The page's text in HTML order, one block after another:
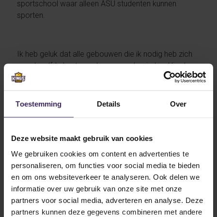
Toestemming Details Over
Deze website maakt gebruik van cookies
We gebruiken cookies om content en advertenties te
personaliseren, om functies voor social media te bieden
en om ons websiteverkeer te analyseren. Ook delen we
informatie over uw gebruik van onze site met onze
partners voor social media, adverteren en analyse. Deze
partners kunnen deze gegevens combineren met andere
sportschool waar alleen ASU studenten kunnen
sporten.
Ik heb geluk dat alle gebouwen die ik nodig heb zich
aan dezelfde kant van de campus bevinden. Hierdoor
kan ik alles makkelijk aanlopen. Ik was van plan om
afstanden niet nodig en kost misschien zelfs nog
voorbij komen. Een elektrische step zie ik ook wel
Eten
Zoals op de plattegronden te zien is, zijn er veel
groene stipjes. Dit zijn allemaal verschillende plekken
om te kunnen eten met ook nog eens verschillend